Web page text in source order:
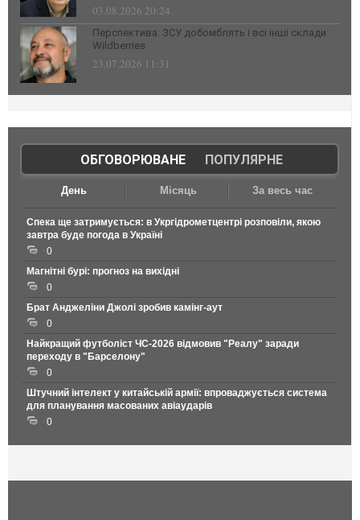
03.08.2026 20:24
Перспектива: ЗСУ добомблять і всі інші склади
Wildberries
23.07.2026 11:31
ОБГОВОРЮВАНЕ| ПОПУЛЯРНЕ
День Місяць За весь час
Спека ще затримується: в Укргідрометцентрі розповіли, якою
завтра буде погода в Україні
0
Магнітні бурі: прогноз на вихідні
0
Брат Анджеліни Джолі зробив камінг-аут
0
Найкращий футболіст ЧС-2026 відмовив "Реалу" заради
переходу в "Барселону"
0
Штучний інтелект у китайській армії: впроваджується система
для планування масованих авіаударів
0